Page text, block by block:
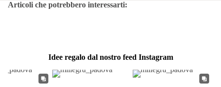
Articoli che potrebbero interessarti:
Idee regalo dal nostro feed Instagram